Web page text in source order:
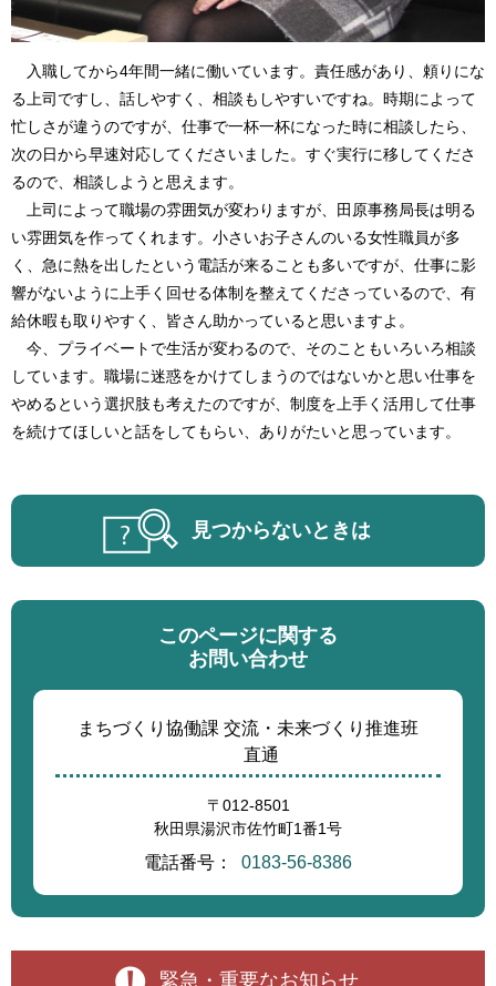
入職してから4年間一緒に働いています。責任感があり、頼りにな
る上司ですし、話しやすく、相談もしやすいですね。時期によって
忙しさが違うのですが、仕事で一杯一杯になった時に相談したら、
次の日から早速対応してくださいました。すぐ実行に移してくださ
るので、相談しようと思えます。
上司によって職場の雰囲気が変わりますが、田原事務局長は明る
い雰囲気を作ってくれます。小さいお子さんのいる女性職員が多
く、急に熱を出したという電話が来ることも多いですが、仕事に影
響がないように上手く回せる体制を整えてくださっているので、有
給休暇も取りやすく、皆さん助かっていると思いますよ。
今、プライベートで生活が変わるので、そのこともいろいろ相談
しています。職場に迷惑をかけてしまうのではないかと思い仕事を
やめるという選択肢も考えたのですが、制度を上手く活用して仕事
を続けてほしいと話をしてもらい、ありがたいと思っています。
見つからないときは
このページに関する
お問い合わせ
まちづくり協働課 交流・未来づくり推進班
直通
〒012-8501
秋田県湯沢市佐竹町1番1号
電話番号： 0183-56-8386
緊急・重要なお知らせ